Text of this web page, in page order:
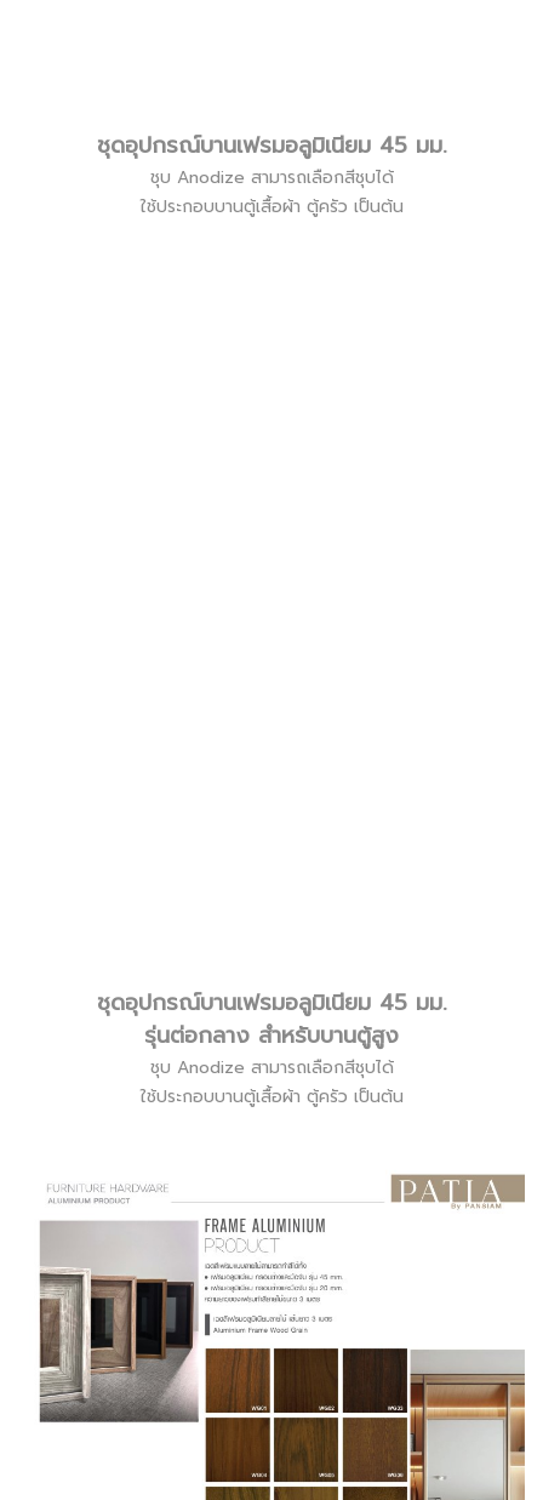
ชุดอุปกรณ์บานเฟรมอลูมิเนียม 45 มม.
ชุบ Anodize สามารถเลือกสีชุบได้
ใช้ประกอบบานตู้เสื้อผ้า ตู้ครัว เป็นต้น
ชุดอุปกรณ์บานเฟรมอลูมิเนียม 45 มม.
รุ่นต่อกลาง สำหรับบานตู้สูง
ชุบ Anodize สามารถเลือกสีชุบได้
ใช้ประกอบบานตู้เสื้อผ้า ตู้ครัว เป็นต้น